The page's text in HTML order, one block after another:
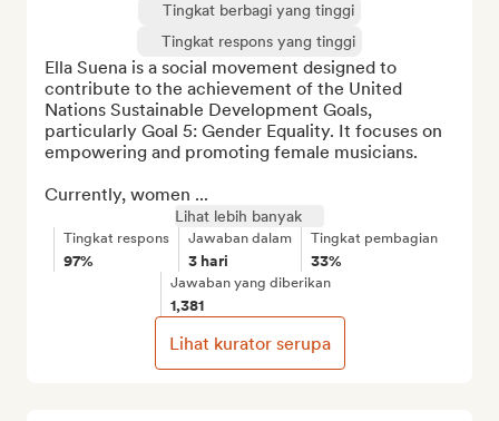
Tingkat berbagi yang tinggi
Tingkat respons yang tinggi
Ella Suena is a social movement designed to
contribute to the achievement of the United
Nations Sustainable Development Goals,
particularly Goal 5: Gender Equality. It focuses on
empowering and promoting female musicians.
Currently, women ...
Lihat lebih banyak
Tingkat respons
97%
Jawaban dalam
3 hari
Tingkat pembagian
33%
Jawaban yang diberikan
1,381
Lihat kurator serupa